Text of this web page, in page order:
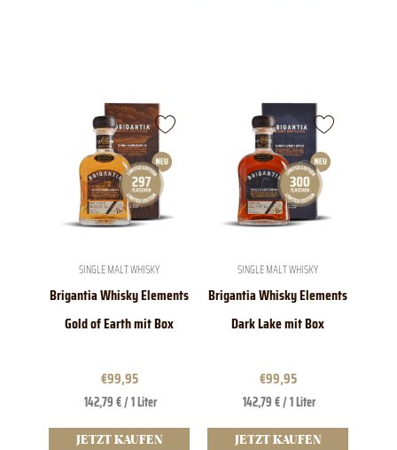
SINGLE MALT WHISKY
Brigantia Whisky Elements
Gold of Earth mit Box
€99,95
142,79 € / 1 Liter
JETZT KAUFEN
SINGLE MALT WHISKY
Brigantia Whisky Elements
Dark Lake mit Box
€99,95
142,79 € / 1 Liter
JETZT KAUFEN